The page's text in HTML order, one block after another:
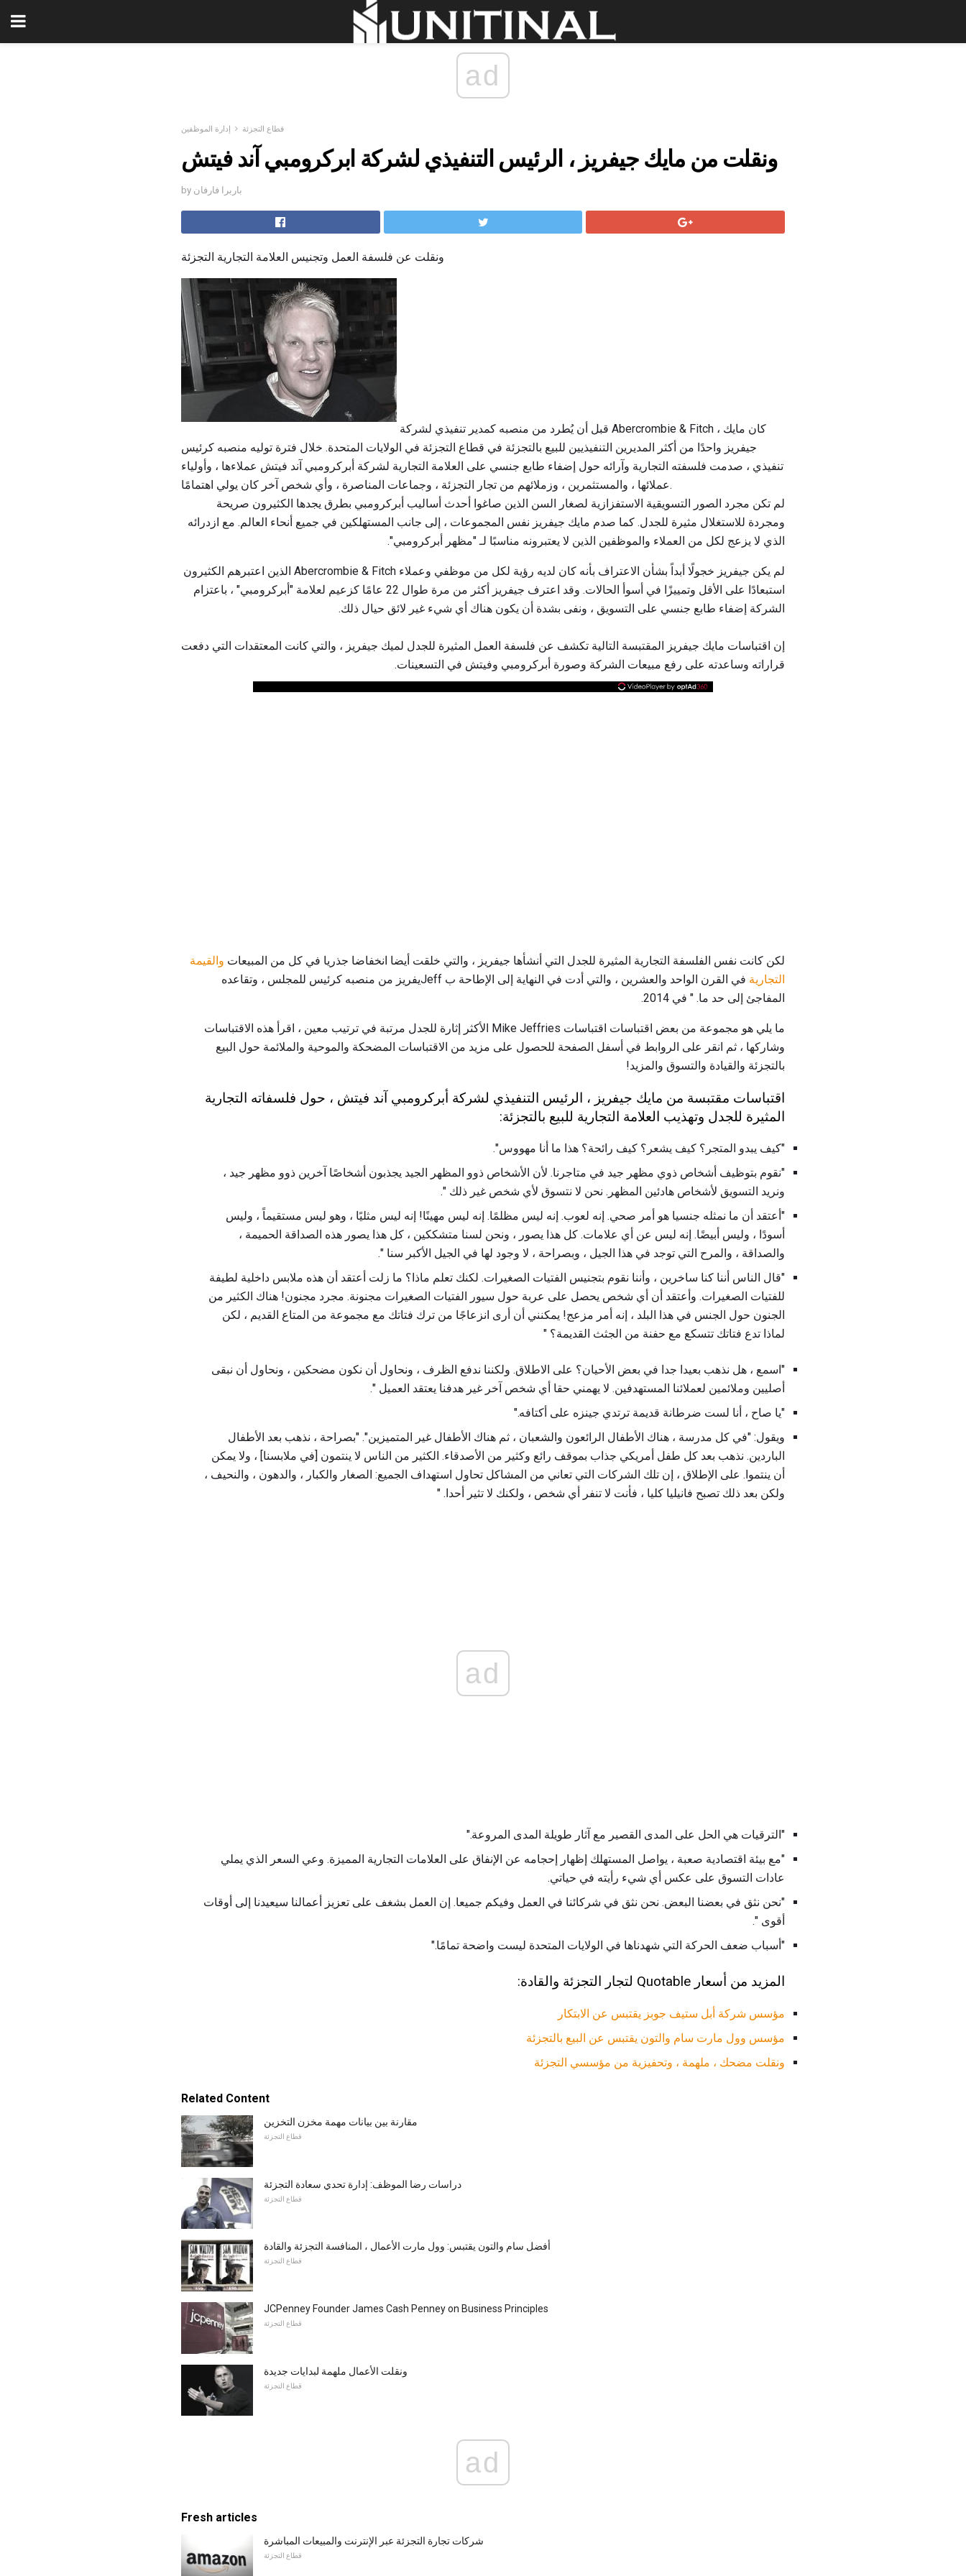
ad
قطاع التجزئة إدارة الموظفين
ونقلت من مايك جيفريز ، الرئيس التنفيذي لشركة ابركرومبي آند فيتش
by باربرا فارفان
ونقلت عن فلسفة العمل وتجنيس العلامة التجارية التجزئة
جيفريز واحدًا من أكثر المديرين التنفيذيين للبيع بالتجزئة في قطاع التجزئة في الولايات المتحدة. خلال فترة توليه منصبه كرئيس
تنفيذي ، صدمت فلسفته التجارية وآرائه حول إضفاء طابع جنسي على العلامة التجارية لشركة أبركرومبي آند فيتش عملاءها ، وأولياء
عملائها ، والمستثمرين ، وزملائهم من تجار التجزئة ، وجماعات المناصرة ، وأي شخص آخر كان يولي اهتمامًا.
لم تكن مجرد الصور التسويقية الاستفزازية لصغار السن الذين صاغوا أحدث أساليب أبركرومبي بطرق يجدها الكثيرون صريحة
ومجردة للاستغلال مثيرة للجدل. كما صدم مايك جيفريز نفس المجموعات ، إلى جانب المستهلكين في جميع أنحاء العالم. مع ازدرائه
الذي لا يزعج لكل من العملاء والموظفين الذين لا يعتبرونه مناسبًا لـ "مظهر أبركرومبي".
لم يكن جيفريز خجولًا أبداً بشأن الاعتراف بأنه كان لديه رؤية لكل من موظفي وعملاء Abercrombie & Fitch الذين اعتبرهم الكثيرون
استبعادًا على الأقل وتمييزًا في أسوأ الحالات. وقد اعترف جيفريز أكثر من مرة طوال 22 عامًا كزعيم لعلامة "أبركرومبي" ، باعتزام
الشركة إضفاء طابع جنسي على التسويق ، ونفى بشدة أن يكون هناك أي شيء غير لائق حيال ذلك.
إن اقتباسات مايك جيفريز المقتبسة التالية تكشف عن فلسفة العمل المثيرة للجدل لميك جيفريز ، والتي كانت المعتقدات التي دفعت
قراراته وساعدته على رفع مبيعات الشركة وصورة أبركرومبي وفيتش في التسعينات.
لكن كانت نفس الفلسفة التجارية المثيرة للجدل التي أنشأها جيفريز ، والتي خلقت أيضا انخفاضا جذريا في كل من المبيعات والقيمة
التجارية
في القرن الواحد والعشرين ، والتي أدت في النهاية إلى الإطاحة ب Jeffيفريز من منصبه كرئيس للمجلس ، وتقاعده
المفاجئ إلى حد ما. " في 2014.
ما يلي هو مجموعة من بعض اقتباسات اقتباسات Mike Jeffries الأكثر إثارة للجدل مرتبة في ترتيب معين ، اقرأ هذه الاقتباسات
وشاركها ، ثم انقر على الروابط في أسفل الصفحة للحصول على مزيد من الاقتباسات المضحكة والموحية والملائمة حول البيع
بالتجزئة والقيادة والتسوق والمزيد!
اقتباسات مقتبسة من مايك جيفريز ، الرئيس التنفيذي لشركة أبركرومبي آند فيتش ، حول فلسفاته التجارية
المثيرة للجدل وتهذيب العلامة التجارية للبيع بالتجزئة:
"كيف يبدو المتجر؟ كيف يشعر؟ كيف رائحة؟ هذا ما أنا مهووس".
"نقوم بتوظيف أشخاص ذوي مظهر جيد في متاجرنا. لأن الأشخاص ذوو المظهر الجيد يجذبون أشخاصًا آخرين ذوو مظهر جيد ،
ونريد التسويق لأشخاص هادئين المظهر. نحن لا نتسوق لأي شخص غير ذلك ".
"أعتقد أن ما نمثله جنسيا هو أمر صحي. إنه لعوب. إنه ليس مظلمًا. إنه ليس مهينًا! إنه ليس مثليًا ، وهو ليس مستقيماً ، وليس
أسودًا ، وليس أبيضًا. إنه ليس عن أي علامات. كل هذا يصور ، ونحن لسنا متشككين ، كل هذا يصور هذه الصداقة الحميمة ،
والصداقة ، والمرح التي توجد في هذا الجيل ، وبصراحة ، لا وجود لها في الجيل الأكبر سنا ".
"قال الناس أننا كنا ساخرين ، وأننا نقوم بتجنيس الفتيات الصغيرات. لكنك تعلم ماذا؟ ما زلت أعتقد أن هذه ملابس داخلية لطيفة
للفتيات الصغيرات. وأعتقد أن أي شخص يحصل على عربة حول سيور الفتيات الصغيرات مجنونة. مجرد مجنون! هناك الكثير من
الجنون حول الجنس في هذا البلد ، إنه أمر مزعج! يمكنني أن أرى انزعاجًا من ترك فتاتك مع مجموعة من المتاع القديم ، لكن
لماذا تدع فتاتك تتسكع مع حفنة من الجثث القديمة؟ "
"اسمع ، هل نذهب بعيدا جدا في بعض الأحيان؟ على الاطلاق. ولكننا ندفع الظرف ، ونحاول أن نكون مضحكين ، ونحاول أن نبقى
أصليين وملائمين لعملائنا المستهدفين. لا يهمني حقا أي شخص آخر غير هدفنا يعتقد العميل ".
"يا صاح ، أنا لست ضرطانة قديمة ترتدي جينزه على أكتافه."
ويقول: "في كل مدرسة ، هناك الأطفال الرائعون والشعبان ، ثم هناك الأطفال غير المتميزين". "بصراحة ، نذهب بعد الأطفال
الباردين. نذهب بعد كل طفل أمريكي جذاب بموقف رائع وكثير من الأصدقاء. الكثير من الناس لا ينتمون [في ملابسنا] ، ولا يمكن
أن ينتموا. على الإطلاق ، إن تلك الشركات التي تعاني من المشاكل تحاول استهداف الجميع: الصغار والكبار ، والدهون ، والنحيف ،
ولكن بعد ذلك تصبح فانيليا كليا ، فأنت لا تنفر أي شخص ، ولكنك لا تثير أحدا. "
ad
"الترقيات هي الحل على المدى القصير مع آثار طويلة المدى المروعة."
"مع بيئة اقتصادية صعبة ، يواصل المستهلك إظهار إحجامه عن الإنفاق على العلامات التجارية المميزة. وعي السعر الذي يملي
عادات التسوق على عكس أي شيء رأيته في حياتي.
"نحن نثق في بعضنا البعض. نحن نثق في شركائنا في العمل وفيكم جميعا. إن العمل بشغف على تعزيز أعمالنا سيعيدنا إلى أوقات
أقوى ".
"أسباب ضعف الحركة التي شهدناها في الولايات المتحدة ليست واضحة تمامًا."
المزيد من أسعار Quotable لتجار التجزئة والقادة:
مؤسس شركة أبل ستيف جوبز يقتبس عن الابتكار
مؤسس وول مارت سام والتون يقتبس عن البيع بالتجزئة
ونقلت مضحك ، ملهمة ، وتحفيزية من مؤسسي التجزئة
Related Content
مقارنة بين بيانات مهمة مخزن التخزين
قطاع التجزئة
دراسات رضا الموظف: إدارة تحدي سعادة التجزئة
قطاع التجزئة
أفضل سام والتون يقتبس: وول مارت الأعمال ، المنافسة التجزئة والقادة
قطاع التجزئة
JCPenney Founder James Cash Penney on Business Principles
قطاع التجزئة
ونقلت الأعمال ملهمة لبدايات جديدة
قطاع التجزئة
ad
Fresh articles
شركات تجارة التجزئة عبر الإنترنت والمبيعات المباشرة
قطاع التجزئة